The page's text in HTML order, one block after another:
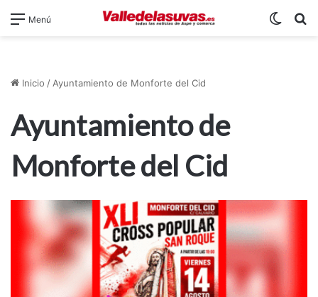
Menú
Inicio / Ayuntamiento de Monforte del Cid
Ayuntamiento de
Monforte del Cid